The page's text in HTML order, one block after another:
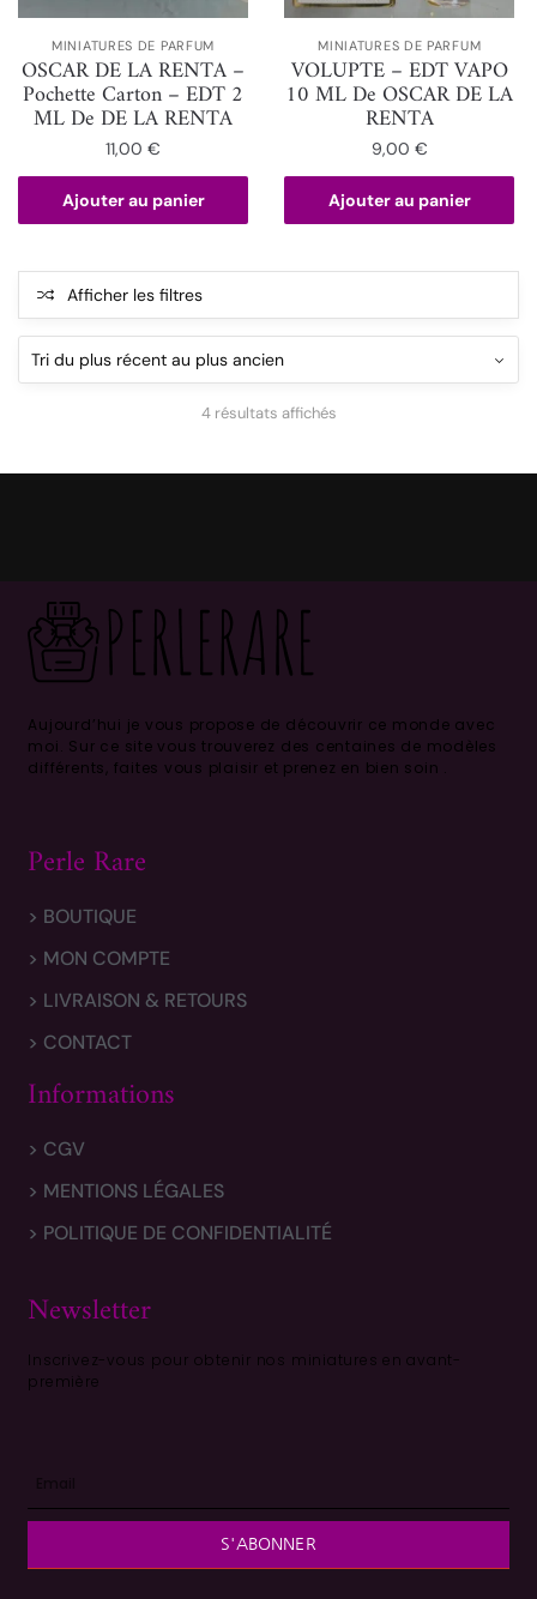
MINIATURES DE PARFUM
OSCAR DE LA RENTA –
Pochette Carton – EDT 2
ML De DE LA RENTA
11,00€
Ajouter au panier
MINIATURES DE PARFUM
VOLUPTE – EDT VAPO
10 ML De OSCAR DE LA
RENTA
9,00 €
Ajouter au panier
Afficher les filtres
4 résultats affichés
Aujourd’hui je vous propose de découvrir ce monde avec
moi. Sur ce site vous trouverez des centaines de modèles
différents, faites vous plaisir et prenez en bien soin .
Perle Rare
> BOUTIQUE
> MON COMPTE
> LIVRAISON & RETOURS
> CONTACT
Informations
> CGV
> MENTIONS LÉGALES
> POLITIQUE DE CONFIDENTIALITÉ
Newsletter
Inscrivez-vous pour obtenir nos miniatures en avant-
première
S'ABONNER